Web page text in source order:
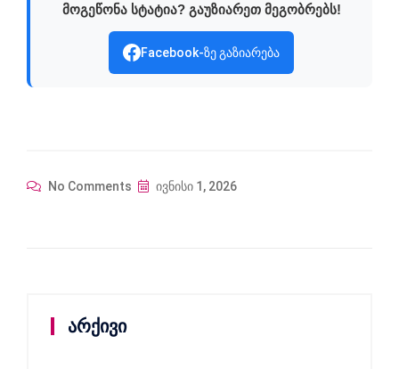
მოგეწონა სტატია? გაუზიარეთ მეგობრებს!
Facebook-ზე გაზიარება
No Comments ივნისი 1, 2026
არქივი